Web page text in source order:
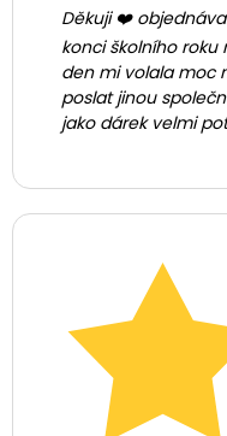
Děkuji ❤️
konci školního roku
den mi volala moc
poslat jinou
jako dárek velmi